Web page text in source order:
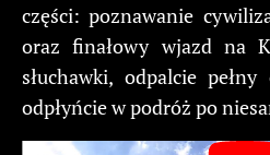
części: poznawanie
oraz finałowy wjazd na
słuchawki, odpalcie
odpłyńcie w podróż po